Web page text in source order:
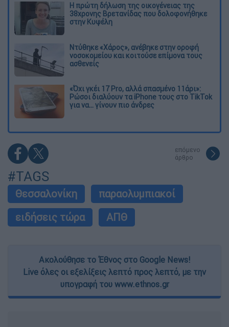
Η πρώτη δήλωση της οικογένειας της
38χρονης Βρετανίδας που δολοφονήθηκε
στην Κυψέλη
Ντύθηκε «Χάρος», ανέβηκε στην οροφή
νοσοκομείου και κοιτούσε επίμονα τους
ασθενείς
«Όχι γκέι 17 Pro, αλλά σπασμένο 11άρι»:
Ρώσοι διαλύουν τα iPhone τους στο TikTok
για να... γίνουν πιο άνδρες
επόμενο
άρθρο
#TAGS
Θεσσαλονίκη
παραολυμπιακοί
ειδήσεις τώρα
ΑΠΘ
Ακολούθησε το Έθνος στο Google News!
Live όλες οι εξελίξεις λεπτό προς λεπτό, με την
υπογραφή του www.ethnos.gr